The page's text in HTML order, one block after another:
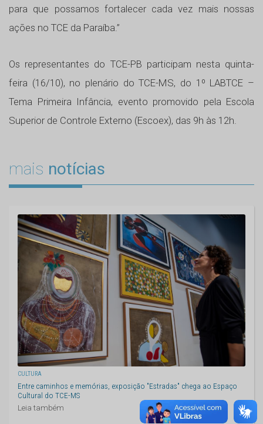
para que possamos fortalecer cada vez mais nossas
ações no TCE da Paraíba.”
Os representantes do TCE-PB participam nesta quinta-
feira (16/10), no plenário do TCE-MS, do 1º LABTCE –
Tema Primeira Infância, evento promovido pela Escola
Superior de Controle Externo (Escoex), das 9h às 12h.
mais notícias
CULTURA
Entre caminhos e memórias, exposição "Estradas" chega ao Espaço
Cultural do TCE-MS
Leia também